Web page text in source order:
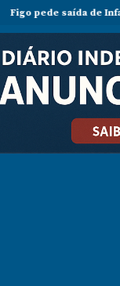
saída de Infantino e